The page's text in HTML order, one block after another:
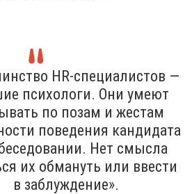
HR-специалистов —
психологи. Они умеют
по позам и жестам
поведения кандидата
Нет смысла
их обмануть или ввести
в заблуждение».